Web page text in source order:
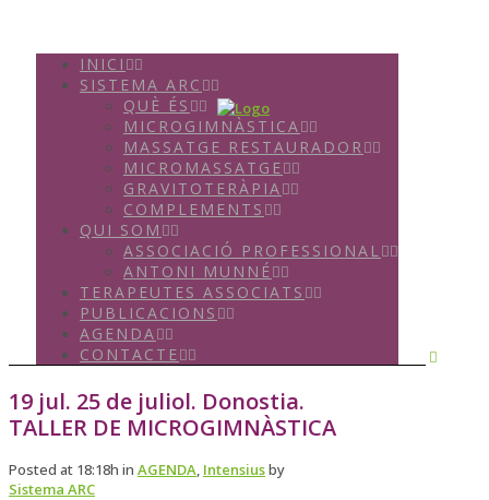
INICI
SISTEMA ARC
QUÈ ÉS
MICROGIMNÀSTICA
MASSATGE RESTAURADOR
MICROMASSATGE
GRAVITOTERÀPIA
COMPLEMENTS
QUI SOM
ASSOCIACIÓ PROFESSIONAL
ANTONI MUNNÉ
TERAPEUTES ASSOCIATS
PUBLICACIONS
AGENDA
CONTACTE
19 jul. 25 de juliol. Donostia.
TALLER DE MICROGIMNÀSTICA
Posted at 18:18h in AGENDA, Intensiusby
Sistema ARC